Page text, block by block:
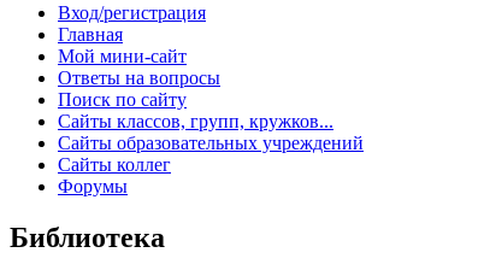
Вход/регистрация
Главная
Мой мини-сайт
Ответы на вопросы
Поиск по сайту
Сайты классов, групп, кружков...
Сайты образовательных учреждений
Сайты коллег
Форумы
Библиотека